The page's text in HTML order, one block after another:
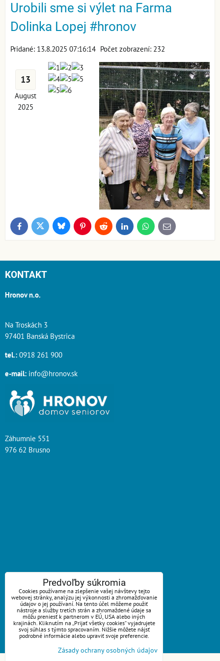
Urobili sme si výlet na Farma
Dolinka Lopej #hronov
Pridané: 13.8.2025 07:16:14 Počet zobrazení: 232
13
August
2025
FacebookTwitter BlueskyPinterestReddit LinkedInWhatsApp
E-
mail
KONTAKT
Hronov n.o.
Na Troskách 3
97401 Banská Bystrica
tel.: 0918 261 900
e-mail: info@hronov.sk
Záhumnie 551
976 62 Brusno
ZAVOLÁME VÁM SPÄŤ
Váš telefón:*
Predvoľby súkromia
Cookies používame na zlepšenie vašej návštevy tejto
webovej stránky, analýzu jej výkonnosti a zhromažďovanie
údajov o jej používaní. Na tento účel môžeme použiť
nástroje a služby tretích strán a zhromaždené údaje sa
môžu preniesť k partnerom v EÚ, USA alebo iných
krajinách. Kliknutím na „Prijať všetky cookies“ vyjadrujete
svoj súhlas s týmto spracovaním. Nižšie môžete nájsť
podrobné informácie alebo upraviť svoje preferencie.
Zásady ochrany osobných údajov